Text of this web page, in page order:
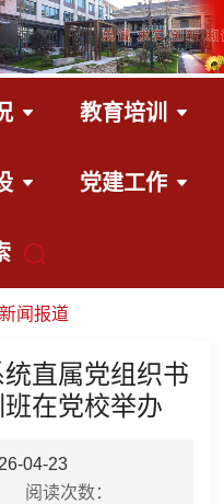
教育培训
党建工作
新闻报道
直属党组织书
在党校举办
04-23
阅读次数：